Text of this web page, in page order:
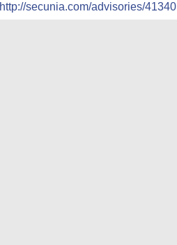
http://secunia.com/advisories/41340